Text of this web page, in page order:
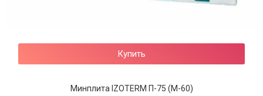
Купить
Минплита IZOTERM П-75 (М-60)